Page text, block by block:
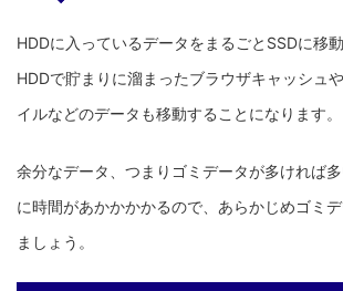
HDDに入っているデータをまるごとSSDに移
HDDで貯まりに溜まったブラウザキャッシュ
イルなどのデータも移動することになります。
余分なデータ、つまりゴミデータが多ければ
に時間があかかかかるので、あらかじめゴミ
ましょう。